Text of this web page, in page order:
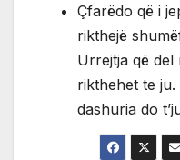
Çfarëdo që i
rikthejë
Urrejtja që del
rikthehet te ju.
dashuria do